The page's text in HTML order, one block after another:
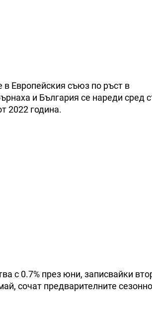
Европейския съюз по ръст в
и България се нареди сред
2022 година.
с 0.7% през юни, записвайки
сочат предварителните сезонно